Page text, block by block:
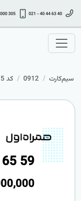
021 - 40 44 63 40
305
سیم‌کارت 0912 کد 5
6559